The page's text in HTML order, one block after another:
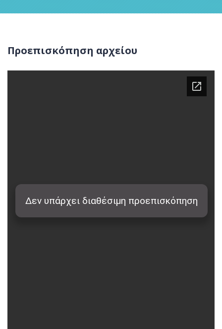
Προεπισκόπηση αρχείου